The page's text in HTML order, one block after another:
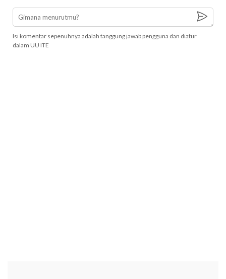
Isi komentar sepenuhnya adalah tanggung jawab pengguna dan diatur
dalam UU ITE